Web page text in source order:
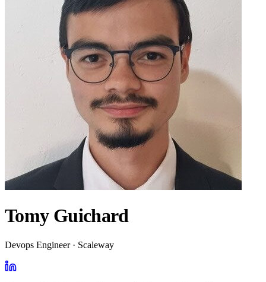
Tomy Guichard
Devops Engineer · Scaleway